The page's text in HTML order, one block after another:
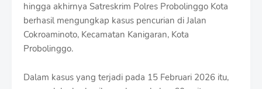
hingga akhirnya Satreskrim Polres Probolinggo Kota
berhasil mengungkap kasus pencurian di Jalan
Cokroaminoto, Kecamatan Kanigaran, Kota
Probolinggo.
Dalam kasus yang terjadi pada 15 Februari 2026 itu,